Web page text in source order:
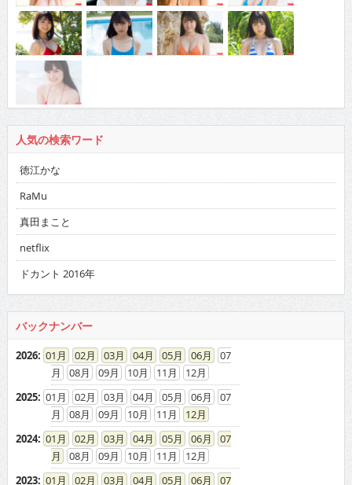
人気の検索ワード
徳江かな
RaMu
真田まこと
netflix
ドカント 2016年
バックナンバー
2026: 01 02 03 04 05 06
07
08
09 10 11
12
2025: 01 02 03 04 05 06
07
08
09 10 11
12
2024: 01 02 03 04 05 06
07
08
09 10 11
12
2023: 01 02 03 04 05 06
07